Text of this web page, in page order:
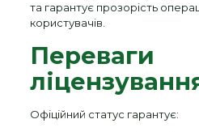
та гарантує прозорість
користувачів.
Переваги
Офіційний статус гарантує: